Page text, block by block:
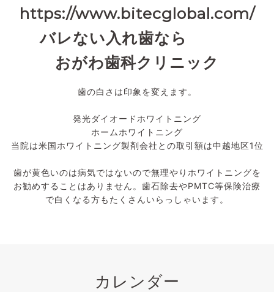
https://www.bitecglobal.com/
バレない入れ歯なら
おがわ歯科クリニック
歯の白さは印象を変えます。
発光ダイオードホワイトニング
ホームホワイトニング
当院は米国ホワイトニング製剤会社との取引額は中越地区1位
歯が黄色いのは病気ではないので無理やりホワイトニングを
お勧めすることはありません。歯石除去やPMTC等保険治療
で白くなる方もたくさんいらっしゃいます。
カレンダー